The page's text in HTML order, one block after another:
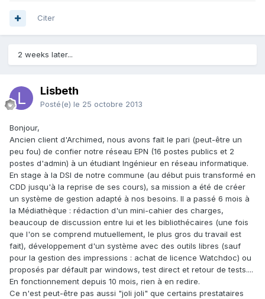
Citer
2 weeks later...
Lisbeth
Posté(e) le 25 octobre 2013
Bonjour,
Ancien client d'Archimed, nous avons fait le pari (peut-être un
peu fou) de confier notre réseau EPN (16 postes publics et 2
postes d'admin) à un étudiant Ingénieur en réseau informatique.
En stage à la DSI de notre commune (au début puis transformé en
CDD jusqu'à la reprise de ses cours), sa mission a été de créer
un système de gestion adapté à nos besoins. Il a passé 6 mois à
la Médiathèque : rédaction d'un mini-cahier des charges,
beaucoup de discussion entre lui et les bibliothécaires (une fois
que l'on se comprend mutuellement, le plus gros du travail est
fait), développement d'un système avec des outils libres (sauf
pour la gestion des impressions : achat de licence Watchdoc) ou
proposés par défault par windows, test direct et retour de tests....
En fonctionnement depuis 10 mois, rien à en redire.
Ce n'est peut-être pas aussi "joli joli" que certains prestataires